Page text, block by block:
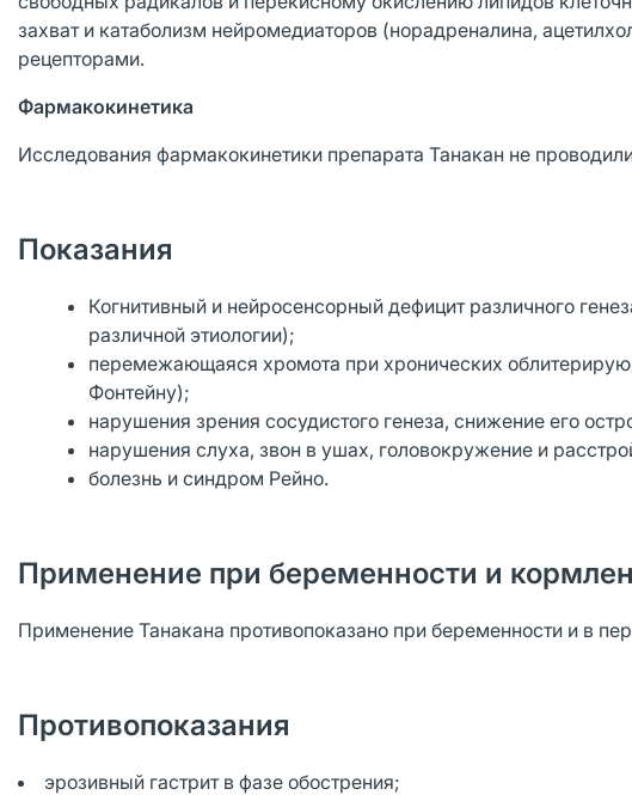
захват и катаболизм нейромедиаторов (норадреналина,
рецепторами.
Фармакокинетика
Исследования фармакокинетики препарата Танакан не
Показания
Когнитивный и нейросенсорный дефицит различного
различной этиологии);
перемежающаяся хромота при хронических
Фонтейну);
нарушения зрения сосудистого генеза, снижение его
нарушения слуха, звон в ушах, головокружение и
болезнь и синдром Рейно.
Применение при беременности и
Применение Танакана противопоказано при беременности и в
Противопоказания
эрозивный гастрит в фазе обострения;